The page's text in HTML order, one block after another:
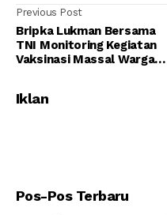
Previous Post
Bripka Lukman Bersama
TNI Monitoring Kegiatan
Vaksinasi Massal Warga
Iklan
Pos-Pos Terbaru